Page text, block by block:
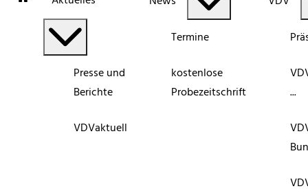
Presse und
Berichte
VDVaktuell
Termine
kostenlose
Probezeitschrift
...